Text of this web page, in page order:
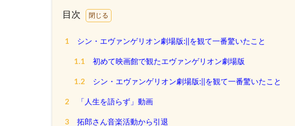
目次
1 シン・エヴァンゲリオン劇場版:||を観て一番驚いたこと
1.1 初めて映画館で観たエヴァンゲリオン劇場版
1.2 シン・エヴァンゲリオン劇場版:||を観て一番驚いたこと
2 「人生を語らず」動画
3 拓郎さん音楽活動から引退